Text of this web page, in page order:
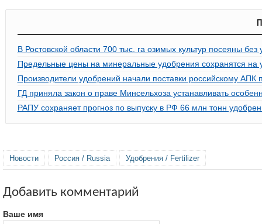
В Ростовской области 700 тыс. га озимых культур посеяны без
Предельные цены на минеральные удобрения сохранятся
Производители удобрений начали поставки российскому АПК
ГД приняла закон о праве Минсельхоза устанавливать
РАПУ сохраняет прогноз по выпуску в РФ 66 млн тонн
Новости Россия / Russia Удобрения / Fertilizer
Добавить комментарий
Ваше имя